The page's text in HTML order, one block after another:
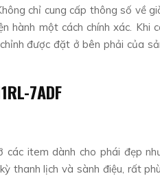
chỉ cung cấp thông số về
hành một cách chính xác. Khi
được đặt ở bên phải của
7ADF
item dành cho phái đẹp
thanh lịch và sành điệu, rất